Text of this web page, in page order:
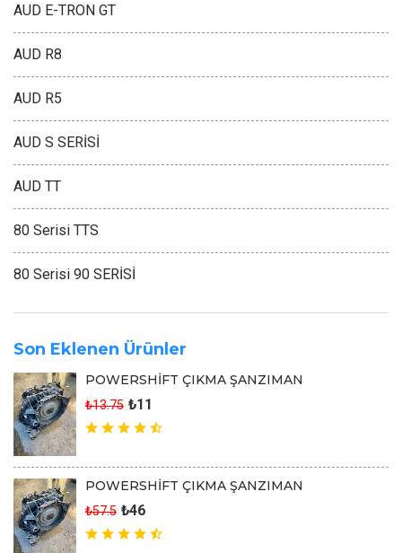
AUD E-TRON GT
AUD R8
AUD R5
AUD S SERİSİ
AUD TT
80 Serisi TTS
80 Serisi 90 SERİSİ
Son Eklenen Ürünler
POWERSHİFT ÇIKMA ŞANZIMAN
₺13.75 ₺11
POWERSHİFT ÇIKMA ŞANZIMAN
₺57.5 ₺46